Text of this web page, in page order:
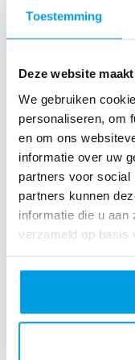
Toestemming
Deze website
We gebruiken
personaliseren, om
en om ons
informatie over uw
partners voor social
partners kunnen
informatie die u aan
verzameld op basis